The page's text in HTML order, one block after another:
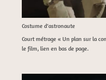
Costume d’astronaute
Court métrage « Un plan sur la
le film, lien en bas de page.